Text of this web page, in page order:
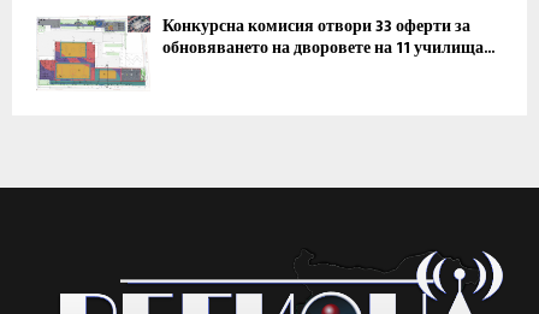
Конкурсна комисия отвори 33 оферти за
обновяването на дворовете на 11 училища...